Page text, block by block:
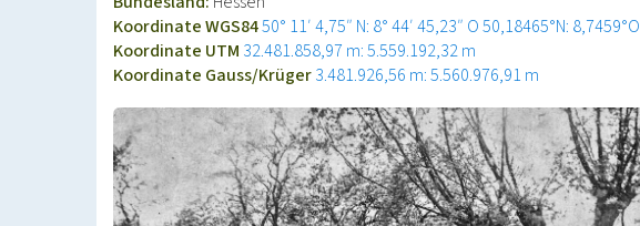
Koordinate WGS8450° 11′ 4,75″ N: 8° 44′ 45,23″ O50,18465°N: 8,7459°O
Koordinate UTM 32.481.858,97 m: 5.559.192,32 m
Koordinate Gauss/Krüger3.481.926,56 m: 5.560.976,91 m